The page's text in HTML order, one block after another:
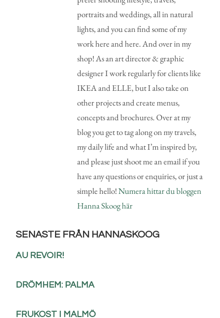
portraits and weddings, all in natural
lights, and you can find some of my
work here and here. And over in my
shop! As an art director & graphic
designer I work regularly for clients like
IKEA and ELLE, but I also take on
other projects and create menus,
concepts and brochures. Over at my
blog you get to tag along on my travels,
my daily life and what I’m inspired by,
and please just shoot me an email if you
have any questions or enquiries, or just a
simple hello!Numera hittar du bloggen
Hanna Skoog här
SENASTE FRÅN HANNASKOOG
AU REVOIR!
DRÖMHEM: PALMA
FRUKOST I MALMÖ